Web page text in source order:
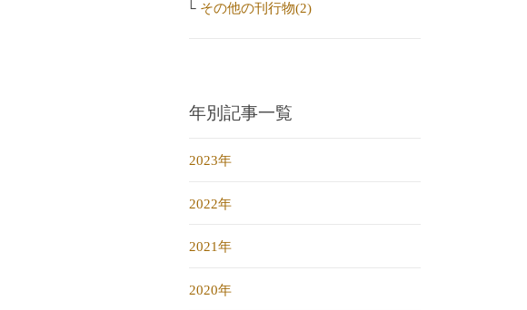
その他の刊行物(2)
年別記事一覧
2023年
2022年
2021年
2020年